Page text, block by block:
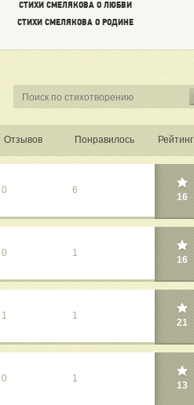
СТИХИ СМЕЛЯКОВА О ЛЮБВИ
СТИХИ СМЕЛЯКОВА О РОДИНЕ
Отзывов Понравилось Рейтинг
0 6
16
0 1
16
1 1
21
0 1
13